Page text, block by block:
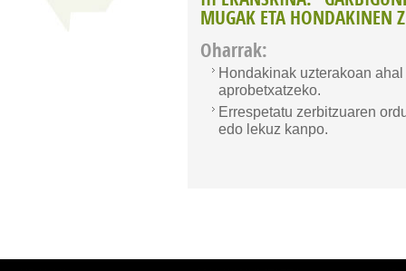
MUGAK ETA HONDAKINEN
Oharrak:
Hondakinak uzterakoan
aprobetxatzeko.
Errespetatu zerbitzuaren
edo lekuz kanpo.